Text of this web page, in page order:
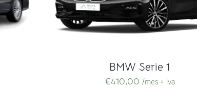
BMW Serie 1
€410,00 /mes + iva